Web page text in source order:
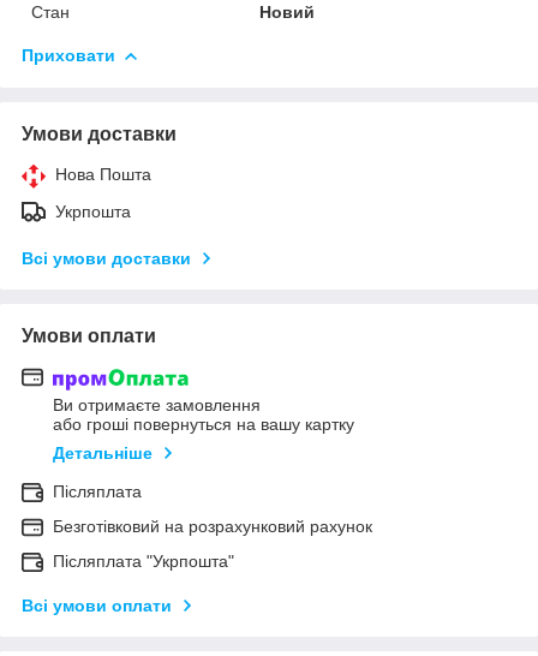
Стан
Новий
Приховати
Умови доставки
Нова Пошта
Укрпошта
Всі умови доставки
Умови оплати
Ви отримаєте замовлення
або гроші повернуться на вашу картку
Детальніше
Післяплата
Безготівковий на розрахунковий рахунок
Післяплата "Укрпошта"
Всі умови оплати